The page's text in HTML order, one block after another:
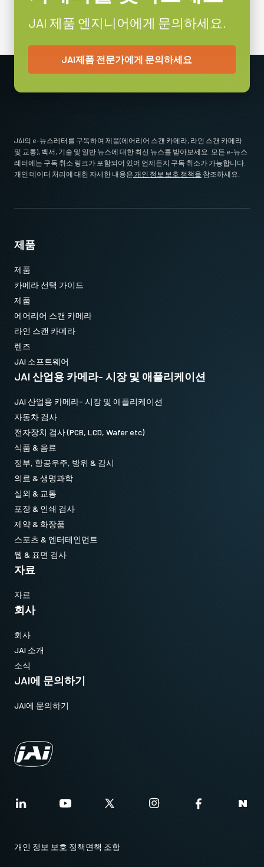
JAI 제품 엔지니어에게 문의하세요.
JAI제품 전문가에게 문의하세요
JAI의 e-뉴스레터를 구독하여 제품(에어리어 스캔 카메라, 라인 스캔 카메라
및 교통), 백서, 기술 및 일반 뉴스에 대한 최신 뉴스를 받아보세요. 모든 e-뉴스
레터에는 구독 취소 링크가 포함되어 있어 언제든지 구독 취소가 가능합니다.
개인 데이터 처리에 대한 자세한 내용은 개인 정보 보호 정책을 참조하세요.
제품
제품
카메라 선택 가이드
제품
에어리어 스캔 카메라
라인 스캔 카메라
렌즈
JAI 소프트웨어
JAI 산업용 카메라- 시장 및 애플리케이션
JAI 산업용 카메라- 시장 및 애플리케이션
자동차 검사
전자장치 검사 (PCB, LCD, Wafer etc)
식품 & 음료
정부, 항공우주, 방위 & 감시
의료 & 생명과학
실외 & 교통
포장 & 인쇄 검사
제약 & 화장품
스포츠 & 엔터테인먼트
웹 & 표면 검사
자료
자료
회사
회사
JAI 소개
소식
JAI에 문의하기
JAI에 문의하기
개인 정보 보호 정책면책 조항